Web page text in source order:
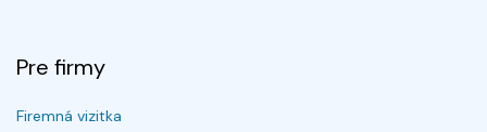
Pre firmy
Firemná vizitka